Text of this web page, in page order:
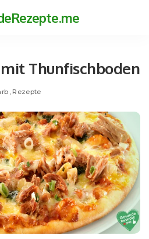
Thunfischboden
Rezepte